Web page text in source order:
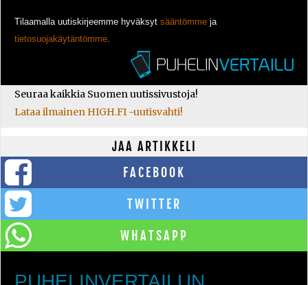
Tilaamalla uutiskirjeemme hyväksyt sääntömme ja
tietosuojakäytäntömme.
Seuraa kaikkia Suomen uutissivustoja!
Lataa ilmainen HIGH.FI -uutisvahti!
JAA ARTIKKELI
FACEBOOK
TWITTER
WHATSAPP